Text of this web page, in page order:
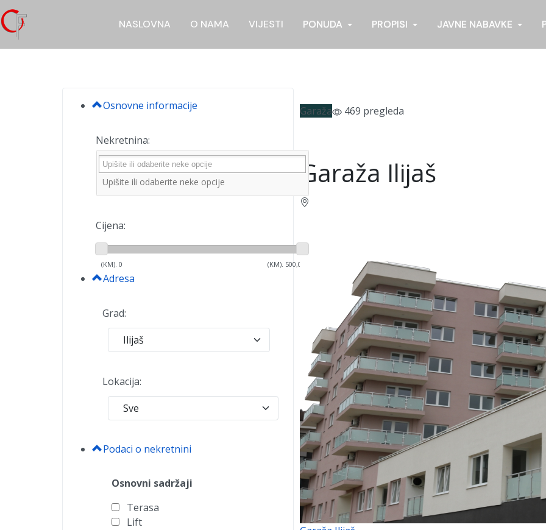
NASLOVNA O NAMA VIJESTI PONUDA PROPISI JAVNE NABAVKE
Garaža 469 pregleda
Garaža Ilijaš
Osnovne informacije
Nekretnina:
Cijena:
(KM). 0 (KM). 500,000
Adresa
Grad:
Lokacija:
Podaci o nekretnini
Osnovni sadržaji
Terasa
Lift